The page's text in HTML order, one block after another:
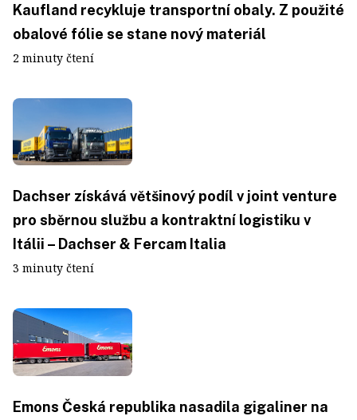
Kaufland recykluje transportní obaly. Z použité
obalové fólie se stane nový materiál
2 minuty čtení
Dachser získává většinový podíl v joint venture
pro sběrnou službu a kontraktní logistiku v
Itálii – Dachser & Fercam Italia
3 minuty čtení
Emons Česká republika nasadila gigaliner na